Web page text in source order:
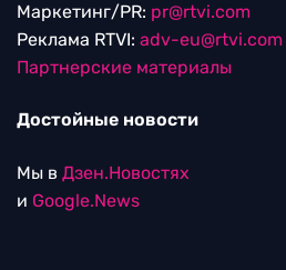
Маркетинг/PR: pr@rtvi.com
Реклама RTVI: adv-eu@rtvi.com
Партнерские материалы
Достойные новости
Мы в Дзен.Новостях
и Google.News